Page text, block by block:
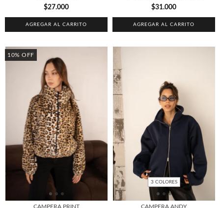
$27.000
AGREGAR AL CARRITO
$31.000
AGREGAR AL CARRITO
10% OFF
CAMPERA PRINT
3 COLORES
CAMPERA ANDY